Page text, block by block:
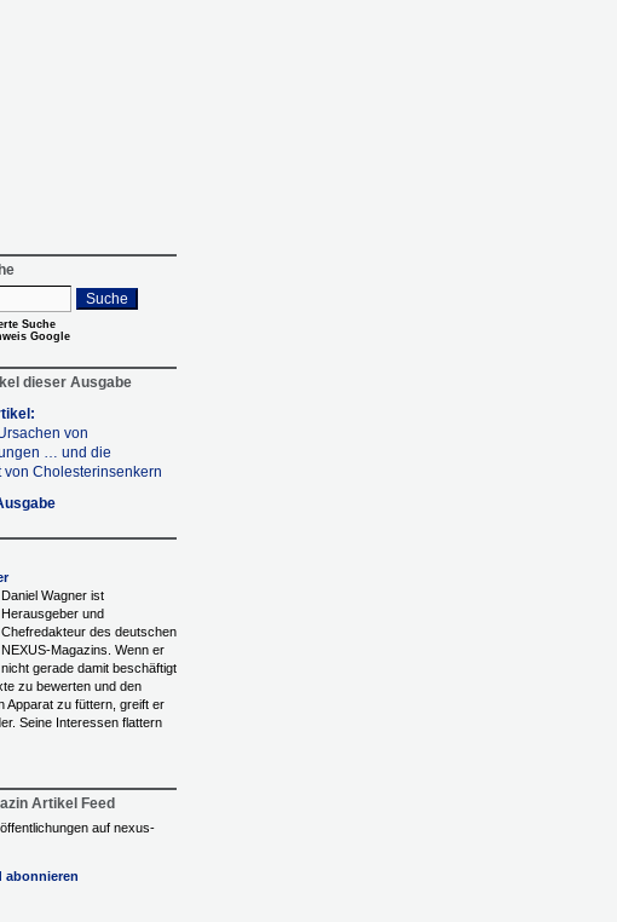
Suche
Suche
Google
dieser Ausgabe
von
… und die
von Cholesterinsenkern
Daniel Wagner ist
Herausgeber und
Chefredakteur des deutschen
NEXUS-Magazins. Wenn er
nicht gerade damit beschäftigt
zu bewerten und den
Apparat zu füttern, greift er
Seine Interessen flattern
Artikel Feed
auf nexus-
abonnieren